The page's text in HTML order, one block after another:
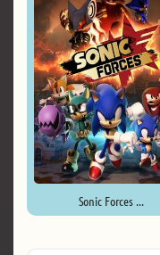
Sonic Forces ...